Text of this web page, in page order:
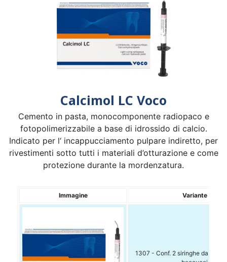
Calcimol LC Voco
Cemento in pasta, monocomponente radiopaco e
fotopolimerizzabile a base di idrossido di calcio.
Indicato per l‘ incappucciamento pulpare indiretto, per
rivestimenti sotto tutti i materiali d’otturazione e come
protezione durante la mordenzatura.
Immagine Variante
1307 - Conf. 2 siringhe da 2,5